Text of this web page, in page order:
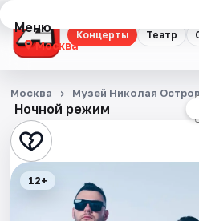
Концерты Театр
Меню
Москва
Концерты
Театр
Стендап
Выставки
Ночной режим
Москва Музей Николая
12+